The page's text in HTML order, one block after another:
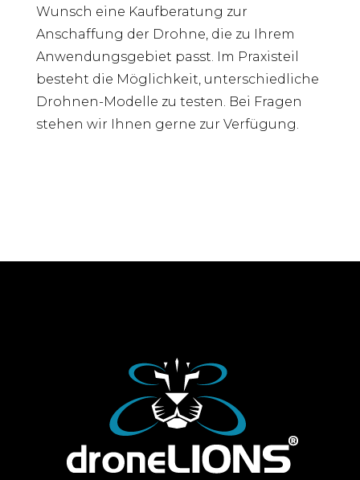
Wunsch eine Kaufberatung zur
Anschaffung der Drohne, die zu Ihrem
Anwendungsgebiet passt. Im Praxisteil
besteht die Möglichkeit, unterschiedliche
Drohnen-Modelle zu testen. Bei Fragen
stehen wir Ihnen gerne zur Verfügung.